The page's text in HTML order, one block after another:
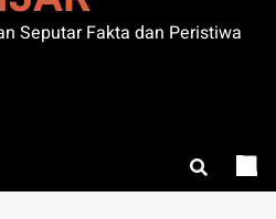
Seputar Fakta dan Peristiwa